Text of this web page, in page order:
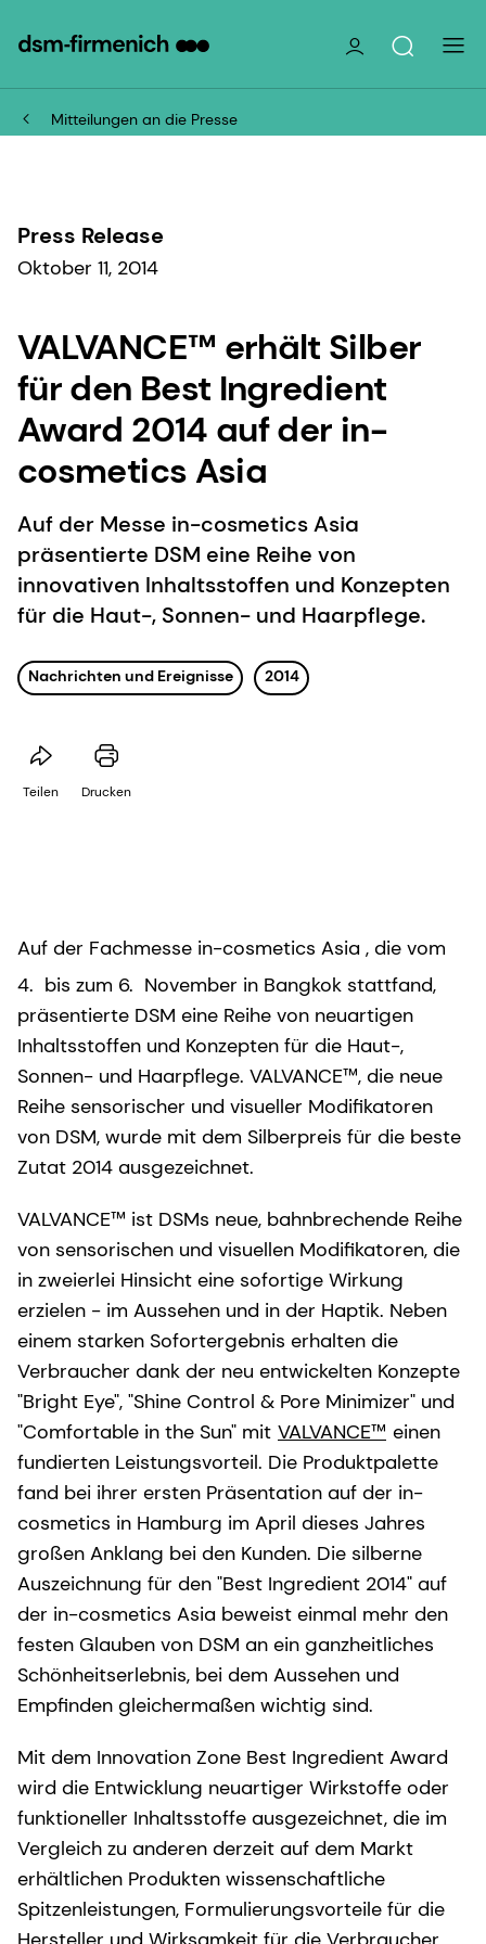
Mitteilungen an die Presse
Press Release
Oktober 11, 2014
VALVANCE™ erhält Silber
für den Best Ingredient
Award 2014 auf der in-
cosmetics Asia
Auf der Messe in-cosmetics Asia
präsentierte DSM eine Reihe von
innovativen Inhaltsstoffen und Konzepten
für die Haut-, Sonnen- und Haarpflege.
Nachrichten und Ereignisse 2014
Teilen Drucken
Auf der Fachmesse in-cosmetics Asia , die vom
4. bis zum 6. November in Bangkok stattfand,
präsentierte DSM eine Reihe von neuartigen
Inhaltsstoffen und Konzepten für die Haut-,
Sonnen- und Haarpflege. VALVANCE™, die neue
Reihe sensorischer und visueller Modifikatoren
von DSM, wurde mit dem Silberpreis für die beste
Zutat 2014 ausgezeichnet.
VALVANCE™ ist DSMs neue, bahnbrechende Reihe
von sensorischen und visuellen Modifikatoren, die
in zweierlei Hinsicht eine sofortige Wirkung
erzielen - im Aussehen und in der Haptik. Neben
einem starken Sofortergebnis erhalten die
Verbraucher dank der neu entwickelten Konzepte
"Bright Eye", "Shine Control & Pore Minimizer" und
"Comfortable in the Sun" mit VALVANCE™ einen
fundierten Leistungsvorteil. Die Produktpalette
fand bei ihrer ersten Präsentation auf der in-
cosmetics in Hamburg im April dieses Jahres
großen Anklang bei den Kunden. Die silberne
Auszeichnung für den "Best Ingredient 2014" auf
der in-cosmetics Asia beweist einmal mehr den
festen Glauben von DSM an ein ganzheitliches
Schönheitserlebnis, bei dem Aussehen und
Empfinden gleichermaßen wichtig sind.
Mit dem Innovation Zone Best Ingredient Award
wird die Entwicklung neuartiger Wirkstoffe oder
funktioneller Inhaltsstoffe ausgezeichnet, die im
Vergleich zu anderen derzeit auf dem Markt
erhältlichen Produkten wissenschaftliche
Spitzenleistungen, Formulierungsvorteile für die